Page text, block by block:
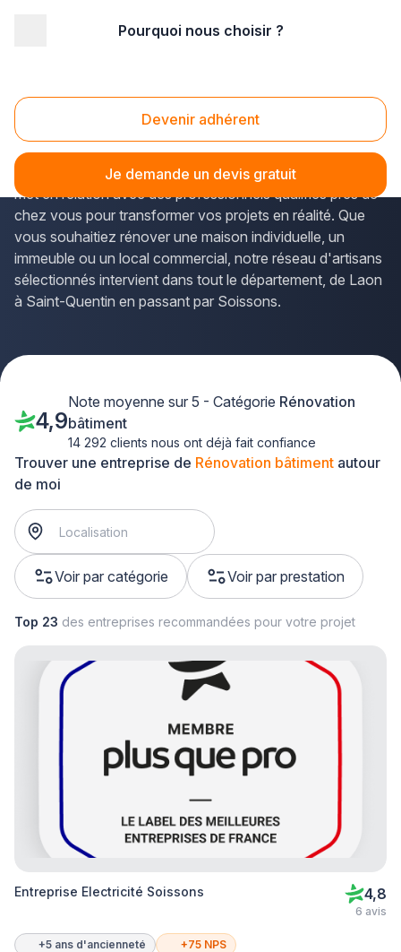
Pourquoi nous choisir ?
Devenir adhérent
Je demande un devis gratuit
Rénovation bâtiment Aisne (02)
Vous envisagez destravaux de rénovation de
bâtiment dans l'Aisne? La solution Plus que pro vous
met en relation avec des professionnels qualifiés près de
chez vous pour transformer vos projets en réalité. Que
vous souhaitiez rénover une maison individuelle, un
immeuble ou un local commercial, notre réseau d'artisans
sélectionnés intervient dans tout le département, de Laon
à Saint-Quentin en passant par Soissons.
Trouver une entreprise de Rénovation bâtiment autour
de moi
Voir par catégorie Voir par prestation
4,9
Note moyenne sur 5 - Catégorie Rénovation
bâtiment
14 292 clients nous ont déjà fait confiance
Top 23 des entreprises recommandées pour votre projet
Entreprise Electricité Soissons 4,8
6 avis
+5 ans d'ancienneté +75 NPS